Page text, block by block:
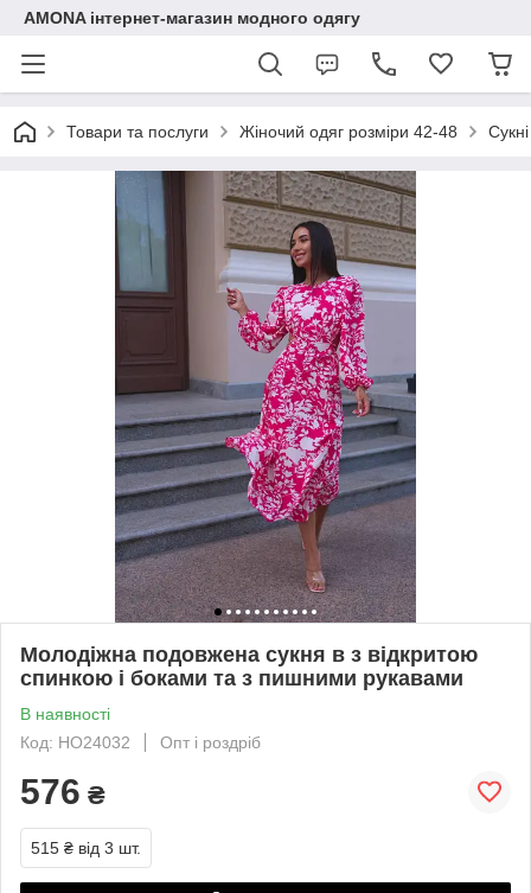
AMONA інтернет-магазин модного одягу
Товари та послуги Жіночий одяг розміри 42-48 Сукні
Молодіжна подовжена сукня в з відкритою
спинкою і боками та з пишними рукавами
В наявності
Код: НО24032
Опт і роздріб
576 ₴
515 ₴ від 3 шт.